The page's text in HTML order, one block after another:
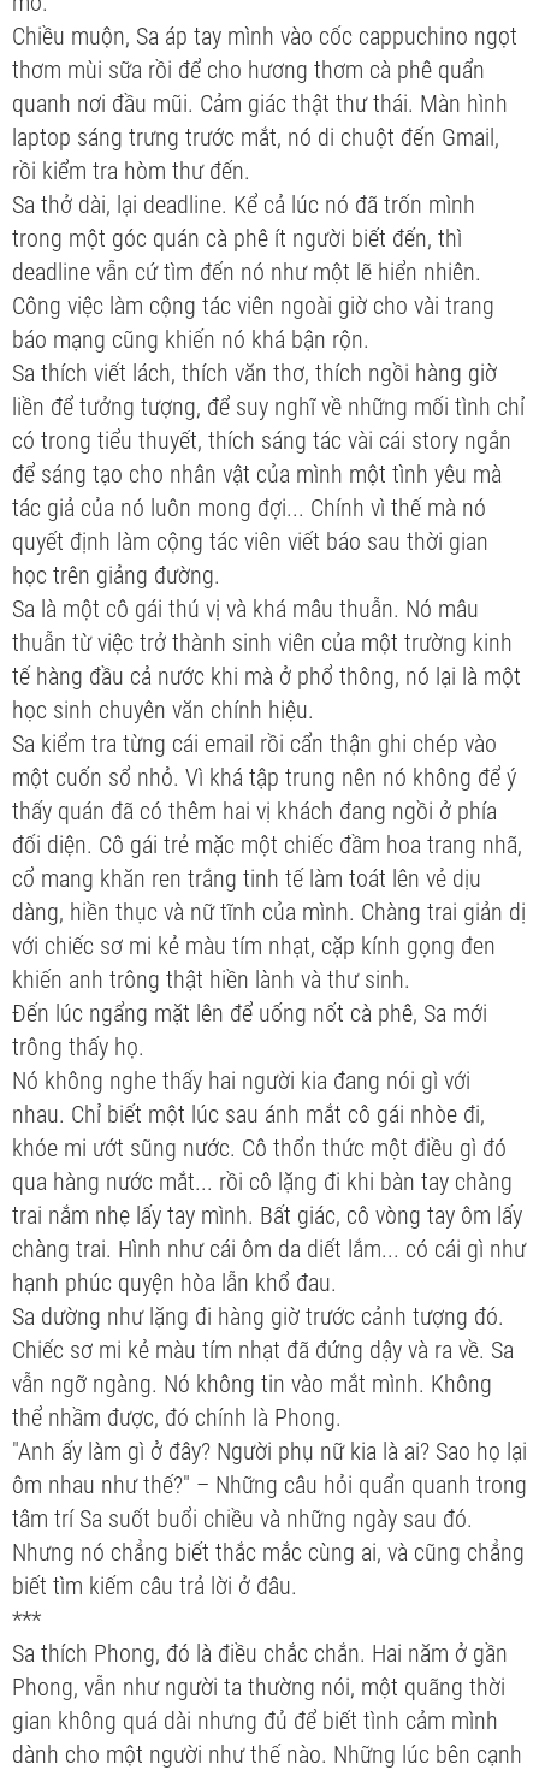
Chiều muộn, Sa áp tay mình vào cốc cappuchino ngọt
thơm mùi sữa rồi để cho hương thơm cà phê quẩn
quanh nơi đầu mũi. Cảm giác thật thư thái. Màn hình
laptop sáng trưng trước mắt, nó di chuột đến Gmail,
rồi kiểm tra hòm thư đến.
Sa thở dài, lại deadline. Kể cả lúc nó đã trốn mình
trong một góc quán cà phê ít người biết đến, thì
deadline vẫn cứ tìm đến nó như một lẽ hiển nhiên.
Công việc làm cộng tác viên ngoài giờ cho vài trang
báo mạng cũng khiến nó khá bận rộn.
Sa thích viết lách, thích văn thơ, thích ngồi hàng giờ
liền để tưởng tượng, để suy nghĩ về những mối tình chỉ
có trong tiểu thuyết, thích sáng tác vài cái story ngắn
để sáng tạo cho nhân vật của mình một tình yêu mà
tác giả của nó luôn mong đợi... Chính vì thế mà nó
quyết định làm cộng tác viên viết báo sau thời gian
học trên giảng đường.
Sa là một cô gái thú vị và khá mâu thuẫn. Nó mâu
thuẫn từ việc trở thành sinh viên của một trường kinh
tế hàng đầu cả nước khi mà ở phổ thông, nó lại là một
học sinh chuyên văn chính hiệu.
Sa kiểm tra từng cái email rồi cẩn thận ghi chép vào
một cuốn sổ nhỏ. Vì khá tập trung nên nó không để ý
thấy quán đã có thêm hai vị khách đang ngồi ở phía
đối diện. Cô gái trẻ mặc một chiếc đầm hoa trang nhã,
cổ mang khăn ren trắng tinh tế làm toát lên vẻ dịu
dàng, hiền thục và nữ tĩnh của mình. Chàng trai giản dị
với chiếc sơ mi kẻ màu tím nhạt, cặp kính gọng đen
khiến anh trông thật hiền lành và thư sinh.
Đến lúc ngẩng mặt lên để uống nốt cà phê, Sa mới
trông thấy họ.
Nó không nghe thấy hai người kia đang nói gì với
nhau. Chỉ biết một lúc sau ánh mắt cô gái nhòe đi,
khóe mi ướt sũng nước. Cô thổn thức một điều gì đó
qua hàng nước mắt... rồi cô lặng đi khi bàn tay chàng
trai nắm nhẹ lấy tay mình. Bất giác, cô vòng tay ôm lấy
chàng trai. Hình như cái ôm da diết lắm... có cái gì như
hạnh phúc quyện hòa lẫn khổ đau.
Sa dường như lặng đi hàng giờ trước cảnh tượng đó.
Chiếc sơ mi kẻ màu tím nhạt đã đứng dậy và ra về. Sa
vẫn ngỡ ngàng. Nó không tin vào mắt mình. Không
thể nhầm được, đó chính là Phong.
"Anh ấy làm gì ở đây? Người phụ nữ kia là ai? Sao họ lại
ôm nhau như thế?" – Những câu hỏi quẩn quanh trong
tâm trí Sa suốt buổi chiều và những ngày sau đó.
Nhưng nó chẳng biết thắc mắc cùng ai, và cũng chẳng
biết tìm kiếm câu trả lời ở đâu.
***
Sa thích Phong, đó là điều chắc chắn. Hai năm ở gần
Phong, vẫn như người ta thường nói, một quãng thời
gian không quá dài nhưng đủ để biết tình cảm mình
dành cho một người như thế nào. Những lúc bên cạnh